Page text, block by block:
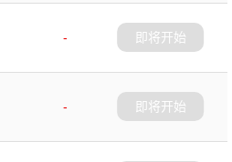
-
即将开始
-
即将开始